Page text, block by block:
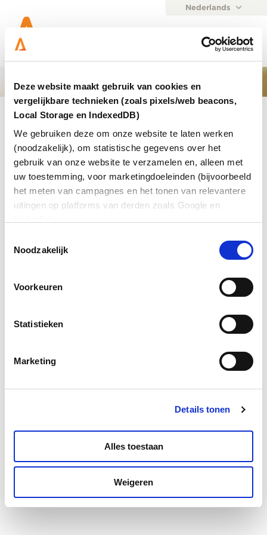
Deze website maakt gebruik van cookies en
vergelijkbare technieken (zoals pixels/web beacons,
Local Storage en IndexedDB)
We gebruiken deze om onze website te laten werken
(noodzakelijk), om statistische gegevens over het
gebruik van onze website te verzamelen en, alleen met
uw toestemming, voor marketingdoeleinden (bijvoorbeeld
het meten van campagnes en het tonen van relevantere
uitingen op platforms van derden zoals Google en
Noodzakelijk
Voorkeuren
Statistieken
Marketing
Details tonen
Alles toestaan
Weigeren
Nederlands
Home
Resultaat gevonden voor
16-03-2021 Mededeling Nieuws
Aster opnieuw gecertificeerd voor ISO 27001
na succesvolle audit
Aster heeft in februari wederom succesvol de audit
voor ISO 27001 doorstaan. Dit betekent dat Aster de
ISO-certificatie mag blijven voeren, een jaar nadat